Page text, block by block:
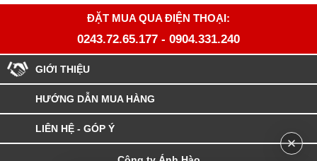
ĐẶT MUA QUA ĐIỆN THOẠI:
0243.72.65.177 - 0904.331.240
GIỚI THIỆU
HƯỚNG DẪN MUA HÀNG
LIÊN HỆ - GÓP Ý